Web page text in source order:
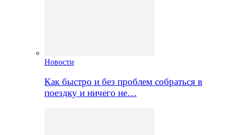
Новости
Как быстро и без проблем собраться в
поездку и ничего не…